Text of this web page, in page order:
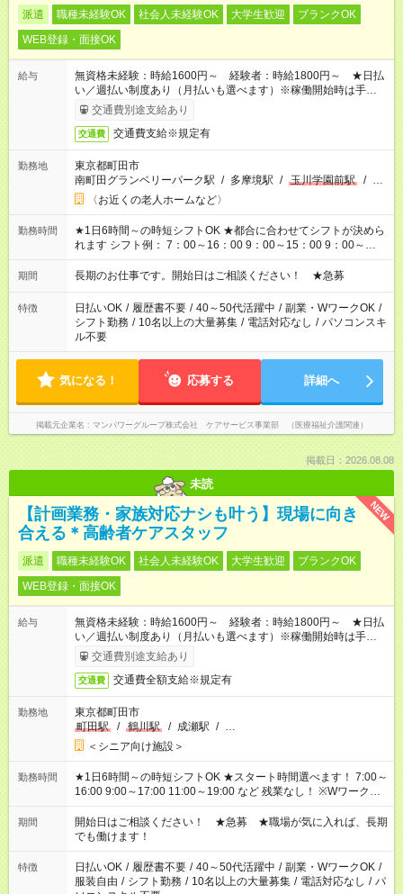
派遣 職種未経験OK 社会人未経験OK 大学生歓迎
ブランクOK
WEB登録・面接OK
給与
無資格未経験：時給1600円～ 経験者：時給1800円～ ★日払
い／週払い制度あり（月払いも選べます）※稼働開始時は手続き
完了次第のお支払いとなります。
交通費別途支給あり
交通費 交通費支給※規定有
勤務地
東京都町田市
南町田グランベリーパーク駅 / 多摩境駅 / 玉川学園前駅 / …
〈お近くの老人ホームなど〉
勤務時間
★1日6時間～の時短シフトOK ★都合に合わせてシフトが決めら
れます シフト例： 7：00～16：00 9：00～15：00 9：00～
18：00 11：00～20：00 など ※Wワークの場合、他のお仕事と
合わせ週40時間超の就業はご案内できません ※法令に基づき、
派遣法（日雇い派遣の原則禁止）により、短時間・短期間の就
業はご案内が難しい場合があります
期間 長期のお仕事です。開始日はご相談ください！ ★急募
特徴 日払いOK / 履歴書不要 / 40～50代活躍中 / 副業・WワークOK /
シフト勤務 / 10名以上の大量募集 / 電話対応なし / パソコンスキ
ル不要
気になる！ 応募する 詳細へ
掲載元企業名 マンパワーグループ株式会社 ケアサービス事業部 （医療福祉介護関連）
掲載日：2026.08.08
未読
NEW
【計画業務・家族対応ナシも叶う】現場に向き
合える＊高齢者ケアスタッフ
派遣 職種未経験OK 社会人未経験OK 大学生歓迎
ブランクOK
WEB登録・面接OK
給与
無資格未経験：時給1600円～ 経験者：時給1800円～ ★日払
い／週払い制度あり（月払いも選べます）※稼働開始時は手続き
完了次第のお支払いとなります。
交通費別途支給あり
交通費 交通費全額支給※規定有
勤務地
東京都町田市
町田駅
/ 鶴川駅 / 成瀬駅 / …
＜シニア向け施設＞
勤務時間
★1日6時間～の時短シフトOK ★スタート時間選べます！ 7:00～
16:00 9:00～17:00 11:00～19:00 など 残業なし！ ※Wワークの
場合、他のお仕事と合わせ週40時間超の就業はご案内できませ
ん ※法令に基づき、週20時間以上勤務は社会保険への加入対象
となります ※労働者派遣法（日雇い派遣の原則禁止）により、
短時間・短期間の就業はご案内が難しい場合があります
期間
開始日はご相談ください！ ★急募 ★職場が気に入れば、長期
でも働けます！
特徴 日払いOK / 履歴書不要 / 40～50代活躍中 / 副業・WワークOK /
服装自由 / シフト勤務 / 10名以上の大量募集 / 電話対応なし / パ